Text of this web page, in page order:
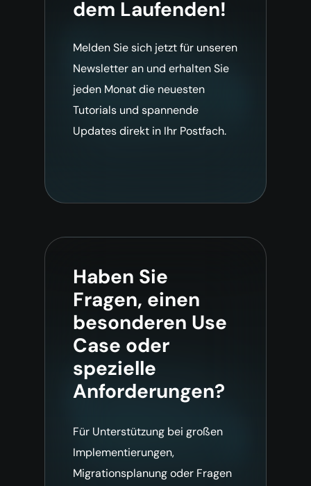
dem Laufenden!
Melden Sie sich jetzt für unseren
Newsletter an und erhalten Sie
jeden Monat die neuesten
Tutorials und spannende
Updates direkt in Ihr Postfach.
Haben Sie
Fragen, einen
besonderen Use
Case oder
spezielle
Anforderungen?
Für Unterstützung bei großen
Implementierungen,
Migrationsplanung oder Fragen